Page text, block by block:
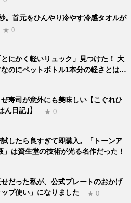
。首元をひんやり冷やす冷感タオルが
★ 0
にかく軽いリュック」見つけた！ 大
のにペットボトル1本分の軽さとは…
寿司が意外にも美味しい【こぐれひ
ん日記｣】
★ 0
したら良すぎて即購入。「トーンア
」は資生堂の技術が光る名作だった！
だった私が、公式プレートのおかげ
プ使い」になりました
★ 0